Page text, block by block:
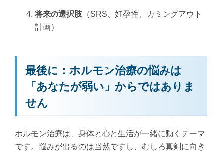
将来の選択肢（SRS、妊孕性、カミングアウト
計画）
最後に：ホルモン治療の悩みは
「あなたが弱い」からではありま
せん
ホルモン治療は、身体と心と生活が一緒に動くテーマ
です。悩みが出るのは当然ですし、むしろ真剣に向き